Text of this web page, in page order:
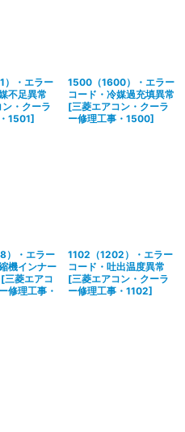
）・エラー
不足異常
・クーラ
1501]
1500（1600）・エラー
コード・冷媒過充填異常
[三菱エアコン・クーラ
ー修理工事・1500]
）・エラー
機インナー
[三菱エアコ
修理工事・
1102（1202）・エラー
コード・吐出温度異常
[三菱エアコン・クーラ
ー修理工事・1102]